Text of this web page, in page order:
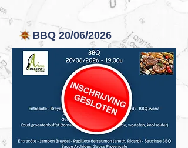
BBQ 20/06/2026